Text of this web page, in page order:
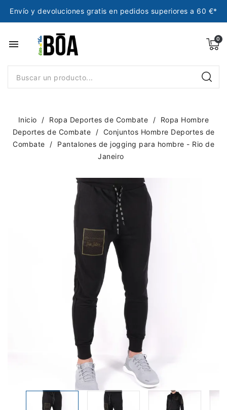
Envío y devoluciones gratis en pedidos superiores a 60 €*
menu
Inicio Ropa Deportes de Combate
Ropa Hombre
Deportes de Combate
Conjuntos Hombre Deportes de
Combate
Pantalones de jogging para hombre - Rio de
Janeiro